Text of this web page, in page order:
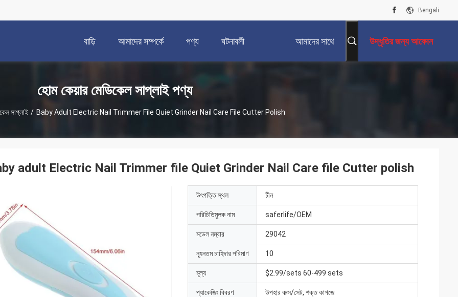
Bengali
বাড়ি আমাদের সম্পর্কে পণ্য ঘটনাবলী আমাদের সাথে উদ্ধৃতির জন্য আবেদন
হোম কেয়ার মেডিকেল সাপ্লাই পণ্য
সাপ্লাই / Baby Adult Electric Nail Trimmer File Quiet Grinder Nail Care File Cutter Polish
adult Electric Nail Trimmer file Quiet Grinder Nail Care file Cutter polish
উৎপত্তি স্থল চীন
পরিচিতিমুলক নাম saferlife/OEM
মডেল নম্বার 29042
ন্যূনতম চাহিদার পরিমাণ 10
মূল্য $2.99/sets 60-499 sets
প্যাকেজিং বিবরণ উপহার বাক্স/সেট, শক্ত কাগজে